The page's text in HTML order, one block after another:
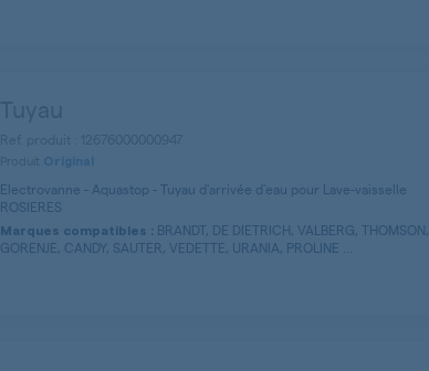
Original
Electrovanne - Aquastop - Tuyau d'arrivée d'eau pour Lave-vaisselle
ROSIERES
Marques compatibles : BRANDT, DE DIETRICH, VALBERG, THOMSON,
GORENJE, CANDY, SAUTER, VEDETTE, URANIA, PROLINE ...